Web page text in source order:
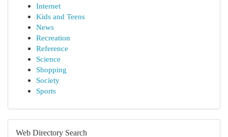
Internet
Kids and Teens
News
Recreation
Reference
Science
Shopping
Society
Sports
Web Directory Search